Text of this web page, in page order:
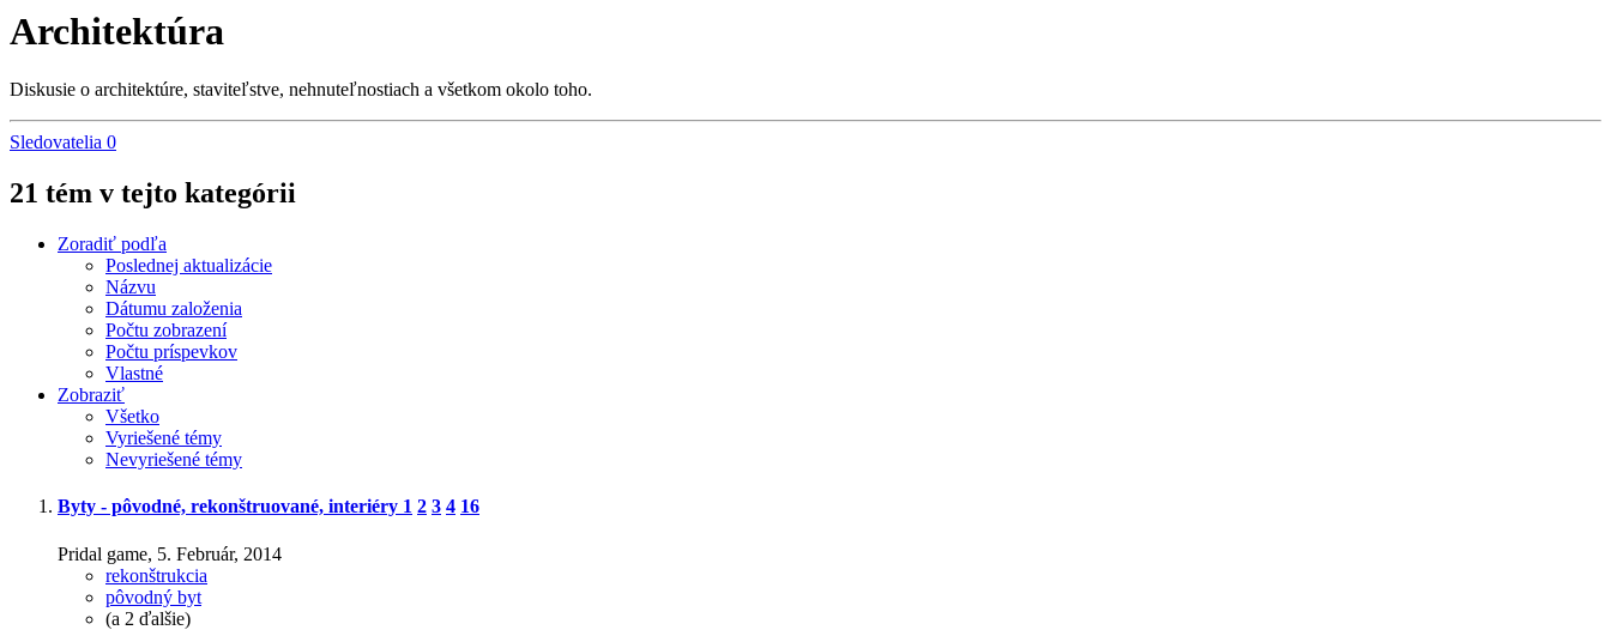
Architektúra
Diskusie o architektúre, staviteľstve, nehnuteľnostiach a všetkom okolo toho.
Sledovatelia 0
21 tém v tejto kategórii
Zoradiť podľa
Poslednej aktualizácie
Názvu
Dátumu založenia
Počtu zobrazení
Počtu príspevkov
Vlastné
Zobraziť
Všetko
Vyriešené témy
Nevyriešené témy
Byty - pôvodné, rekonštruované, interiéry 1 2 3 4 16
Pridal game, 5. Február, 2014
rekonštrukcia
pôvodný byt
(a 2 ďalšie)